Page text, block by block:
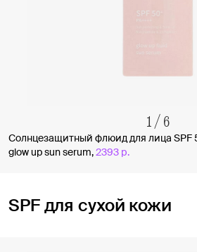
1/6
Солнцезащитный флюид для лица SPF
glow up sun serum,2393 р.
SPF для сухой кожи